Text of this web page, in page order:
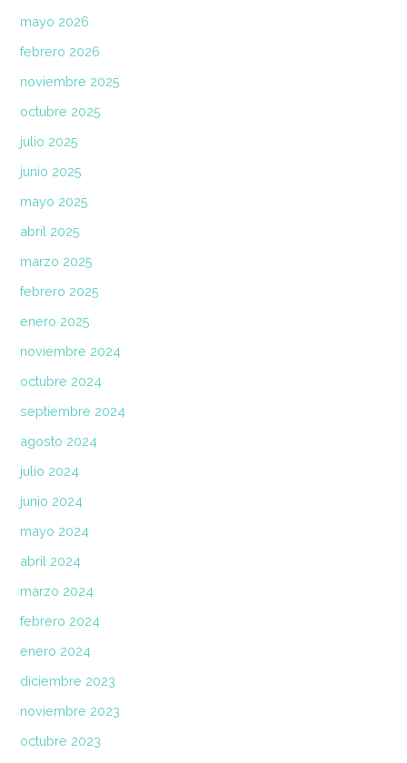
mayo 2026
febrero 2026
noviembre 2025
octubre 2025
julio 2025
junio 2025
mayo 2025
abril 2025
marzo 2025
febrero 2025
enero 2025
noviembre 2024
octubre 2024
septiembre 2024
agosto 2024
julio 2024
junio 2024
mayo 2024
abril 2024
marzo 2024
febrero 2024
enero 2024
diciembre 2023
noviembre 2023
octubre 2023